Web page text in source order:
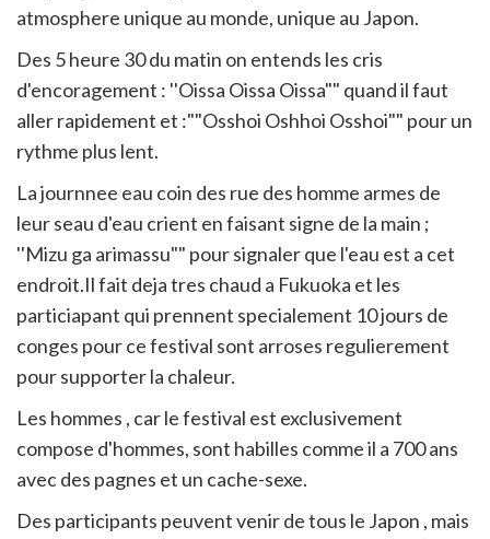
atmosphere unique au monde, unique au Japon.
Des 5 heure 30 du matin on entends les cris
d'encoragement : ''Oissa Oissa Oissa"" quand il faut
aller rapidement et :""Osshoi Oshhoi Osshoi"" pour un
rythme plus lent.
La journnee eau coin des rue des homme armes de
leur seau d'eau crient en faisant signe de la main ;
''Mizu ga arimassu"" pour signaler que l'eau est a cet
endroit.Il fait deja tres chaud a Fukuoka et les
particiapant qui prennent specialement 10 jours de
conges pour ce festival sont arroses regulierement
pour supporter la chaleur.
Les hommes , car le festival est exclusivement
compose d'hommes, sont habilles comme il a 700 ans
avec des pagnes et un cache-sexe.
Des participants peuvent venir de tous le Japon , mais